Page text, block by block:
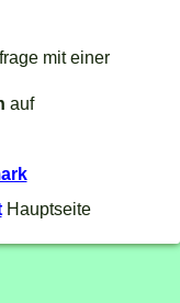
mit einer
auf
Hauptseite